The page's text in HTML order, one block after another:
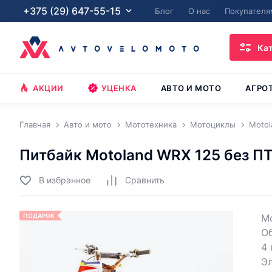
+375 (29) 647-55-15 Блог О нас
АКЦИИ УЦЕНКА АВТО И МОТО
Главная Авто и мото Мототехника Мотоциклы
Питбайк Motoland WRX 125 без
В избранное Cравнить
ПОДАРОК
4